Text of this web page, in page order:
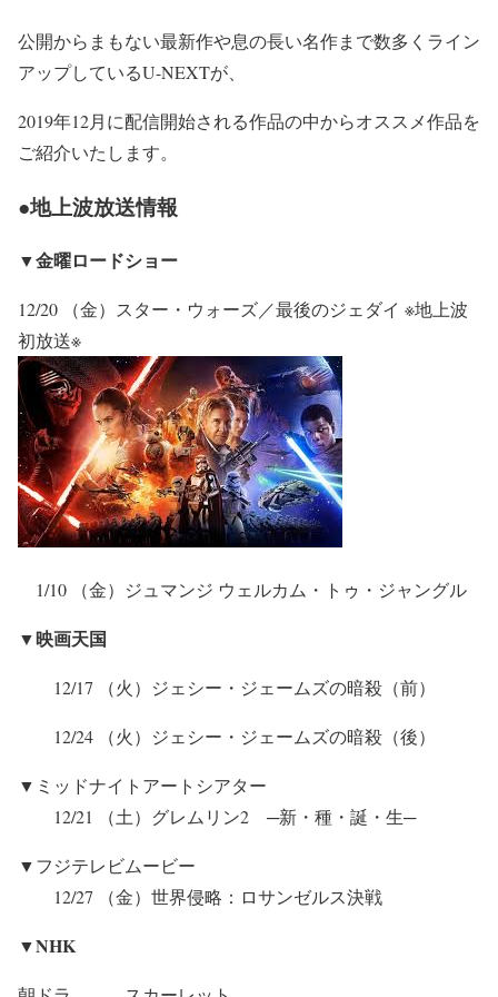
公開からまもない最新作や息の長い名作まで数多くライン
アップしているU-NEXTが、
2019年12月に配信開始される作品の中からオススメ作品を
ご紹介いたします。
●地上波放送情報
▼金曜ロードショー
12/20 （金）スター・ウォーズ／最後のジェダイ ※地上波
初放送※
1/10 （金）ジュマンジ ウェルカム・トゥ・ジャングル
▼映画天国
12/17 （火）ジェシー・ジェームズの暗殺（前）
12/24 （火）ジェシー・ジェームズの暗殺（後）
▼ミッドナイトアートシアター
12/21 （土）グレムリン2 ─新・種・誕・生─
▼フジテレビムービー
12/27 （金）世界侵略：ロサンゼルス決戦
▼NHK